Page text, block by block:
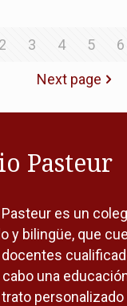
2 3 4 5 6
Next page
Pasteur
Pasteur es un
y bilingüe, que
cabo una
personalizado